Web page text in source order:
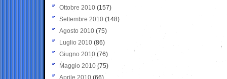
Ottobre 2010 (157)
Settembre 2010 (148)
Agosto 2010 (75)
Luglio 2010 (86)
Giugno 2010 (76)
Maggio 2010 (75)
Aprile 2010 (66)